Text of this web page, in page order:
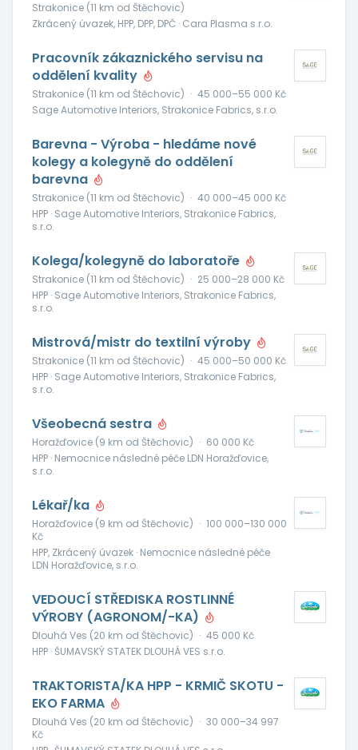
Strakonice (11 km od Štěchovic)
Zkrácený úvazek, HPP, DPP, DPČ · Cara Plasma s.r.o.
Pracovník zákaznického servisu na
oddělení kvality
Strakonice (11 km od Štěchovic) · 45 000–55 000 Kč
Sage Automotive Interiors, Strakonice Fabrics, s.r.o.
Barevna - Výroba - hledáme nové
kolegy a kolegyně do oddělení
barevna
Strakonice (11 km od Štěchovic) · 40 000–45 000 Kč
HPP · Sage Automotive Interiors, Strakonice Fabrics,
s.r.o.
Kolega/kolegyně do laboratoře
Strakonice (11 km od Štěchovic) · 25 000–28 000 Kč
HPP · Sage Automotive Interiors, Strakonice Fabrics,
s.r.o.
Mistrová/mistr do textilní výroby
Strakonice (11 km od Štěchovic) · 45 000–50 000 Kč
HPP · Sage Automotive Interiors, Strakonice Fabrics,
s.r.o.
Všeobecná sestra
Horažďovice (9 km od Štěchovic) · 60 000 Kč
HPP · Nemocnice následné péče LDN Horažďovice,
s.r.o.
Lékař/ka
Horažďovice (9 km od Štěchovic) · 100 000–130 000
Kč
HPP, Zkrácený úvazek · Nemocnice následné péče
LDN Horažďovice, s.r.o.
VEDOUCÍ STŘEDISKA ROSTLINNÉ
VÝROBY (AGRONOM/-KA)
Dlouhá Ves (20 km od Štěchovic) · 45 000 Kč
HPP · ŠUMAVSKÝ STATEK DLOUHÁ VES s.r.o.
TRAKTORISTA/KA HPP - KRMIČ SKOTU -
EKO FARMA
Dlouhá Ves (20 km od Štěchovic) · 30 000–34 997
Kč